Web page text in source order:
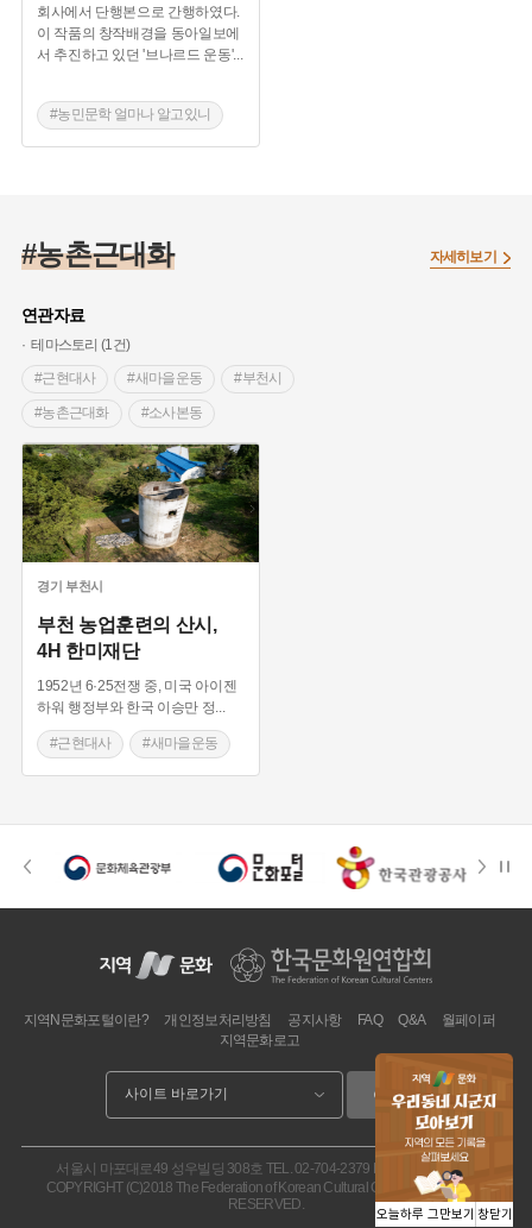
회사에서 단행본으로 간행하였다.
이 작품의 창작배경을 동아일보에
서 추진하고 있던 '브나르드 운동'...
#농민문학 얼마나 알고있니
#농촌속으로
#농촌근대화
연관자료
테마스토리 (1건)
#근현대사
#새마을운동 #부천시
#농촌근대화 #소사본동
#Korea America Foundation #4-H 운동
#청년교육 #사잉로
자세히보기
경기 부천시
부천 농업훈련의 산시,
4H 한미재단
1952년 6·25전쟁 중, 미국 아이젠
하워 행정부와 한국 이승만 정
#근현대사 #새마을운동
#부천시 #농촌근대화
#4-H 운동 #국제원조
이동
지역N문화포털이란? 개인정보처리방침 공지사항 FAQ Q&A
월페이퍼
지역문화로고
서울시 마포대로49 성우빌딩 308호 TEL. 02-704-2379 FAX. 02.704-2377
COPYRIGHT (C)2018 The Federation of Korean Cultural Centers. ALL RIGHT
RESERVED.
오늘하루 그만보기 창닫기